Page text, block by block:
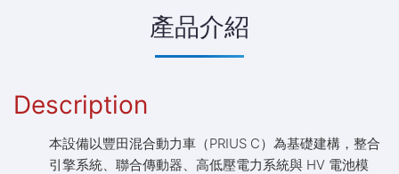
產品介紹
Description
本設備以豐田混合動力車（PRIUS C）為基礎建構，整合
引擎系統、聯合傳動器、高低壓電力系統與 HV 電池模